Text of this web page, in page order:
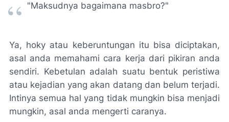
"Maksudnya bagaimana masbro?"
Ya, hoky atau keberuntungan itu bisa diciptakan,
asal anda memahami cara kerja dari pikiran anda
sendiri. Kebetulan adalah suatu bentuk peristiwa
atau kejadian yang akan datang dan belum terjadi.
Intinya semua hal yang tidak mungkin bisa menjadi
mungkin, asal anda mengerti caranya.